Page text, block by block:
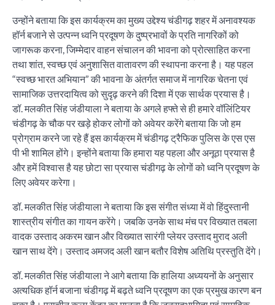
उन्होंने बताया कि इस कार्यक्रम का मुख्य उद्देश्य चंडीगढ़ शहर में अनावश्यक
हॉर्न बजाने से उत्पन्न ध्वनि प्रदूषण के दुष्प्रभावों के प्रति नागरिकों को
जागरूक करना, जिम्मेदार वाहन संचालन की भावना को प्रोत्साहित करना
तथा शांत, स्वच्छ एवं अनुशासित वातावरण की स्थापना करना है। यह पहल
“स्वच्छ भारत अभियान” की भावना के अंतर्गत समाज में नागरिक चेतना एवं
सामाजिक उत्तरदायित्व को सुदृढ़ करने की दिशा में एक सार्थक प्रयास है।
डॉ. मलकीत सिंह जंडीयाला ने बताया के अगले हफ्ते से ही हमारे वॉलिंटियर
चंडीगढ़ के चौक पर खड़े होकर लोगों को अवेयर करेंगे बताया कि जो हम
प्रोग्राम करने जा रहे हैं इस कार्यक्रम में चंडीगढ़ ट्रैफिक पुलिस के एस एस
पी भी शामिल होंगे। इन्होंने बताया कि हमारा यह पहला और अनूठा प्रयास है
और हमें विश्वास है यह छोटा सा प्रयास चंडीगढ़ के लोगों को ध्वनि प्रदूषण के
लिए अवेयर करेगा।
डॉ. मलकीत सिंह जंडीयाला ने बताया कि इस संगीत संध्या में वो हिंदुस्तानी
शास्त्रीय संगीत का गायन करेंगे। जबकि उनके साथ मंच पर विख्यात तबला
वादक उस्ताद अकरम खान और विख्यात सारंगी प्लेयर उस्ताद मुराद अली
खान साथ देंगे। उस्ताद अमजद अली खान बतौर विशेष अतिथि प्रस्तुति देंगे।
डॉ. मलकीत सिंह जंडीयाला ने आगे बताया कि हालिया अध्ययनों के अनुसार
अत्यधिक हॉर्न बजाना चंडीगढ़ में बढ़ते ध्वनि प्रदूषण का एक प्रमुख कारण बन